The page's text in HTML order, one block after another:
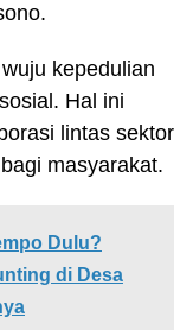
kepedulian
Hal ini
lintas sektor
masyarakat.
Dulu?
di Desa